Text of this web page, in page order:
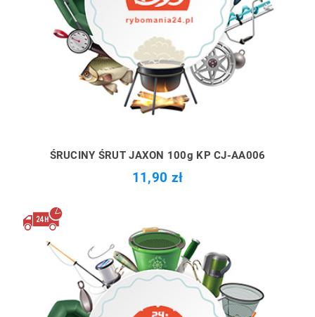
ŚRUCINY ŚRUT JAXON 100g KP CJ-AA006
11,90 zł